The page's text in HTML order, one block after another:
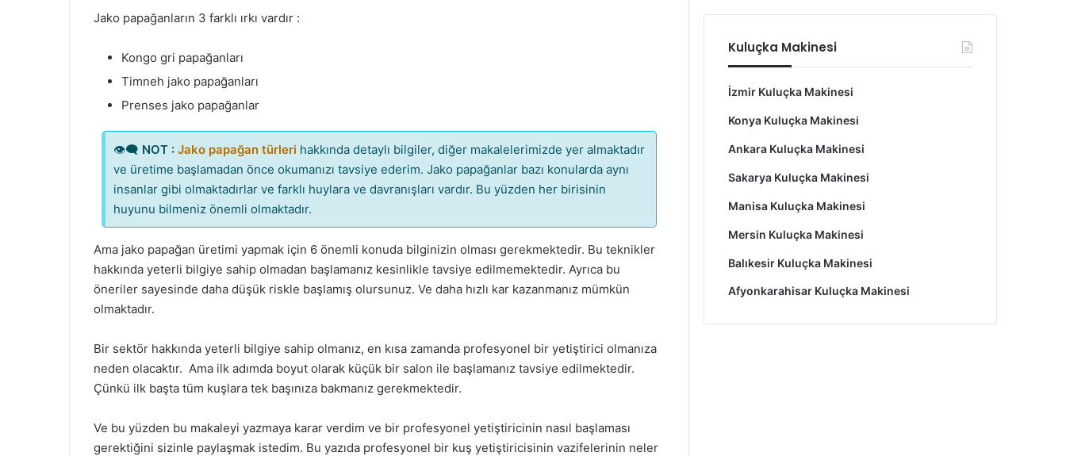
Jako papağanların 3 farklı ırkı vardır :
Kongo gri papağanları
Timneh jako papağanları
Prenses jako papağanlar
👁‍🗨 NOT : Jako papağan türleri hakkında detaylı bilgiler, diğer makalelerimizde yer almaktadır
ve üretime başlamadan önce okumanızı tavsiye ederim. Jako papağanlar bazı konularda aynı
insanlar gibi olmaktadırlar ve farklı huylara ve davranışları vardır. Bu yüzden her birisinin
huyunu bilmeniz önemli olmaktadır.
Ama jako papağan üretimi yapmak için 6 önemli konuda bilginizin olması gerekmektedir. Bu teknikler
hakkında yeterli bilgiye sahip olmadan başlamanız kesinlikle tavsiye edilmemektedir. Ayrıca bu
öneriler sayesinde daha düşük riskle başlamış olursunuz. Ve daha hızlı kar kazanmanız mümkün
olmaktadır.
Bir sektör hakkında yeterli bilgiye sahip olmanız, en kısa zamanda profesyonel bir yetiştirici olmanıza
neden olacaktır. Ama ilk adımda boyut olarak küçük bir salon ile başlamanız tavsiye edilmektedir.
Çünkü ilk başta tüm kuşlara tek başınıza bakmanız gerekmektedir.
Ve bu yüzden bu makaleyi yazmaya karar verdim ve bir profesyonel yetiştiricinin nasıl başlaması
gerektiğini sizinle paylaşmak istedim. Bu yazıda profesyonel bir kuş yetiştiricisinin vazifelerinin neler
Kuluçka Makinesi
İzmir Kuluçka Makinesi
Konya Kuluçka Makinesi
Ankara Kuluçka Makinesi
Sakarya Kuluçka Makinesi
Manisa Kuluçka Makinesi
Mersin Kuluçka Makinesi
Balıkesir Kuluçka Makinesi
Afyonkarahisar Kuluçka Makinesi